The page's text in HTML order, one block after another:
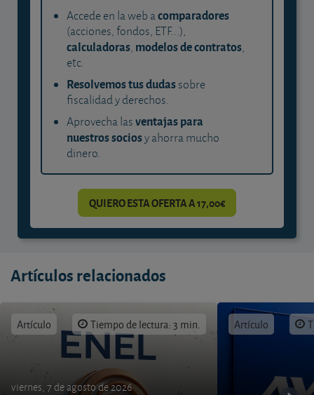
Accede en la web acomparadores
(acciones, fondos, ETF...),
calculadoras, modelos de contratos,
etc.
Resolvemos tus dudassobre
fiscalidad y derechos.
Aprovecha lasventajas para
nuestros sociosy ahorra mucho
dinero.
QUIERO ESTA OFERTA A 17,00€
Artículos relacionados
Artículo Tiempo de lectura: 3 min.
viernes, 7 de agosto de 2026
Artículo